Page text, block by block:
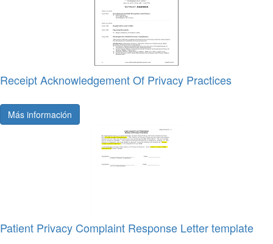
Receipt Acknowledgement Of Privacy Practices
Más información
Patient Privacy Complaint Response Letter template